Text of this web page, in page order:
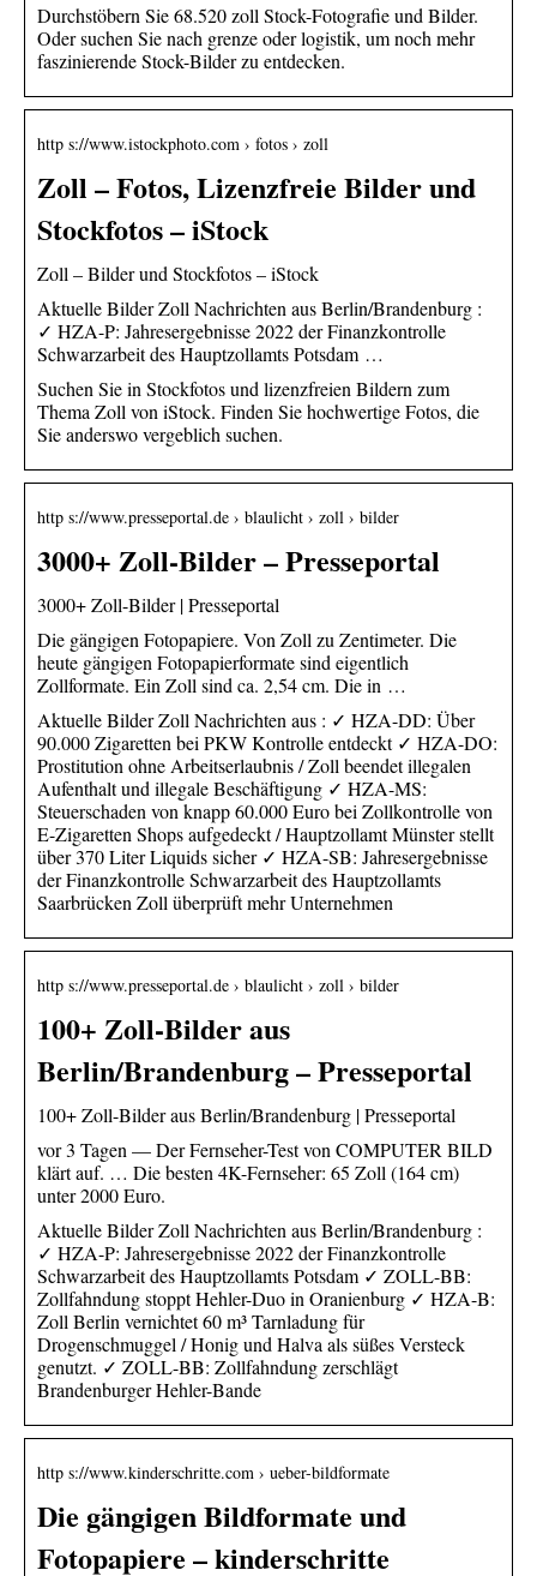
Durchstöbern Sie 68.520 zoll Stock-Fotografie und Bilder.
Oder suchen Sie nach grenze oder logistik, um noch mehr
faszinierende Stock-Bilder zu entdecken.
http s://www.istockphoto.com › fotos › zoll
Zoll – Fotos, Lizenzfreie Bilder und
Stockfotos – iStock
Zoll – Bilder und Stockfotos – iStock
Aktuelle Bilder Zoll Nachrichten aus Berlin/Brandenburg :
✓ HZA-P: Jahresergebnisse 2022 der Finanzkontrolle
Schwarzarbeit des Hauptzollamts Potsdam …
Suchen Sie in Stockfotos und lizenzfreien Bildern zum
Thema Zoll von iStock. Finden Sie hochwertige Fotos, die
Sie anderswo vergeblich suchen.
http s://www.presseportal.de › blaulicht › zoll › bilder
3000+ Zoll-Bilder – Presseportal
3000+ Zoll-Bilder | Presseportal
Die gängigen Fotopapiere. Von Zoll zu Zentimeter. Die
heute gängigen Fotopapierformate sind eigentlich
Zollformate. Ein Zoll sind ca. 2,54 cm. Die in …
Aktuelle Bilder Zoll Nachrichten aus : ✓ HZA-DD: Über
90.000 Zigaretten bei PKW Kontrolle entdeckt ✓ HZA-DO:
Prostitution ohne Arbeitserlaubnis / Zoll beendet illegalen
Aufenthalt und illegale Beschäftigung ✓ HZA-MS:
Steuerschaden von knapp 60.000 Euro bei Zollkontrolle von
E-Zigaretten Shops aufgedeckt / Hauptzollamt Münster stellt
über 370 Liter Liquids sicher ✓ HZA-SB: Jahresergebnisse
der Finanzkontrolle Schwarzarbeit des Hauptzollamts
Saarbrücken Zoll überprüft mehr Unternehmen
http s://www.presseportal.de › blaulicht › zoll › bilder
100+ Zoll-Bilder aus
Berlin/Brandenburg – Presseportal
100+ Zoll-Bilder aus Berlin/Brandenburg | Presseportal
vor 3 Tagen — Der Fernseher-Test von COMPUTER BILD
klärt auf. … Die besten 4K-Fernseher: 65 Zoll (164 cm)
unter 2000 Euro.
Aktuelle Bilder Zoll Nachrichten aus Berlin/Brandenburg :
✓ HZA-P: Jahresergebnisse 2022 der Finanzkontrolle
Schwarzarbeit des Hauptzollamts Potsdam ✓ ZOLL-BB:
Zollfahndung stoppt Hehler-Duo in Oranienburg ✓ HZA-B:
Zoll Berlin vernichtet 60 m³ Tarnladung für
Drogenschmuggel / Honig und Halva als süßes Versteck
genutzt. ✓ ZOLL-BB: Zollfahndung zerschlägt
Brandenburger Hehler-Bande
http s://www.kinderschritte.com › ueber-bildformate
Die gängigen Bildformate und
Fotopapiere – kinderschritte